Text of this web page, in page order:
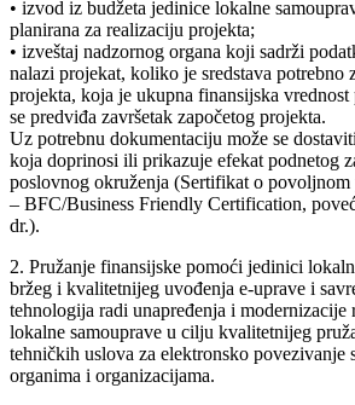
• izvod iz budžeta jedinice lokalne
planirana za realizaciju projekta;
• izveštaj nadzornog organa koji sadrži
nalazi projekat, koliko je sredstava potrebno
projekta, koja je ukupna finansijska
se predviđa završetak započetog projekta.
Uz potrebnu dokumentaciju može se
koja doprinosi ili prikazuje efekat podnetog
poslovnog okruženja (Sertifikat o
– BFC/Business Friendly Certification,
dr.).
2. Pružanje finansijske pomoći jedinici
bržeg i kvalitetnijeg uvođenja e-uprave i
tehnologija radi unapređenja i modernizacije
lokalne samouprave u cilju kvalitetnijeg
tehničkih uslova za elektronsko povezivanje
organima i organizacijama.